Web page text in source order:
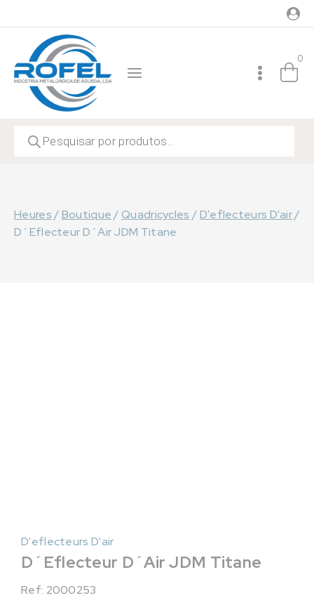
to
content
0
produits
Heures/Boutique /Quadricycles /D'eflecteurs D'air/
D´Eflecteur D´Air JDM Titane
D'eflecteurs D'air
D´Eflecteur D´Air JDM Titane
Ref: 2000253